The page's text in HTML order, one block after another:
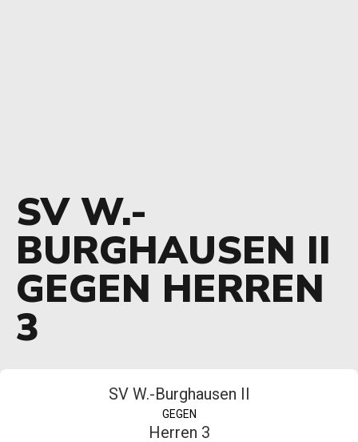
SV W.-
BURGHAUSEN II
GEGEN HERREN
3
SV W.-Burghausen II
GEGEN
Herren 3